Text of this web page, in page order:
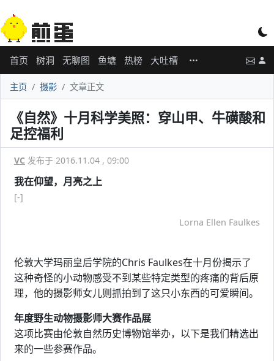
首页 树洞 无聊图 鱼塘 热榜 大吐槽
主页 摄影 文章正文
《自然》十月科学美照：穿山甲、牛磺酸和
足控福利
VC 发布于 2016.11.04 , 09:00
我在仰望，月亮之上
[-]
Lorna Ellen Faulkes
伦敦大学玛丽皇后学院的Chris Faulkes在十月份揭示了
这种奇怪的小动物感受不到某些特定类型的疼痛的背后原
理，他的摄影师女儿则抓拍到了这只小东西的可爱瞬间。
年度野生动物摄影师大赛作品展
这项比赛由伦敦自然历史博物馆举办，以下是我们精选出
来的一些参赛作品。